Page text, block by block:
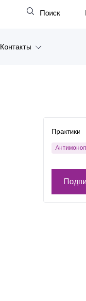
Поиск
Контакты
Практики